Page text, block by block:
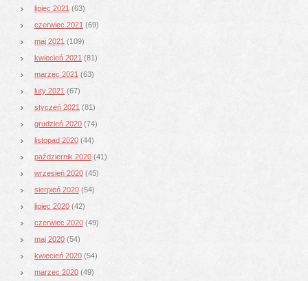
lipiec 2021 (63)
czerwiec 2021 (69)
maj 2021 (109)
kwiecień 2021 (81)
marzec 2021 (63)
luty 2021 (67)
styczeń 2021 (81)
grudzień 2020 (74)
listopad 2020 (44)
październik 2020 (41)
wrzesień 2020 (45)
sierpień 2020 (54)
lipiec 2020 (42)
czerwiec 2020 (49)
maj 2020 (54)
kwiecień 2020 (54)
marzec 2020 (49)